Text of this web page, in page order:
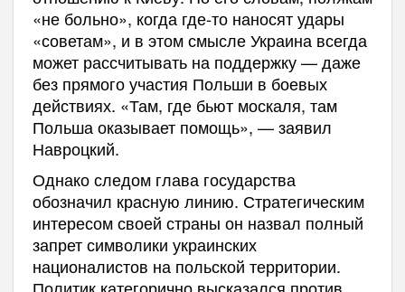
«не больно», когда где-то наносят удары
«советам», и в этом смысле Украина всегда
может рассчитывать на поддержку — даже
без прямого участия Польши в боевых
действиях. «Там, где бьют москаля, там
Польша оказывает помощь», — заявил
Навроцкий.
Однако следом глава государства
обозначил красную линию. Стратегическим
интересом своей страны он назвал полный
запрет символики украинских
националистов на польской территории.